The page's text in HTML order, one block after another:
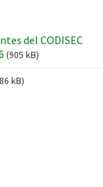
del CODISEC
(905 kB)
kB)